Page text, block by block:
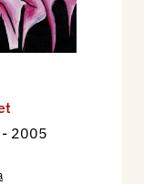
- 2005